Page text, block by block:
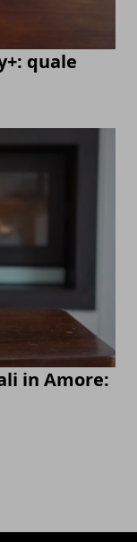
quale
in Amore: